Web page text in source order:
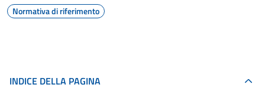
Normativa di riferimento
INDICE DELLA PAGINA